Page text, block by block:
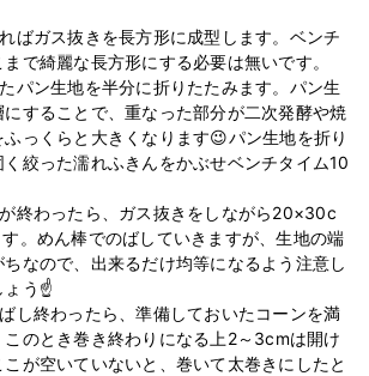
ばガス抜きを長方形に成型します。ベンチ
で綺麗な長方形にする必要は無いです。
パン生地を半分に折りたたみます。パン生
することで、重なった部分が二次発酵や焼
っくらと大きくなります😉パン生地を折り
絞った濡れふきんをかぶせベンチタイム10
が終わったら、ガス抜きをしながら20×30c
。めん棒でのばしていきますが、生地の端
なので、出来るだけ均等になるよう注意し
ょう☝
し終わったら、準備しておいたコーンを満
のとき巻き終わりになる上2～3cmは開け
が空いていないと、巻いて太巻きにしたと